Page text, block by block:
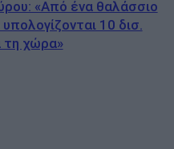
«Από ένα θαλάσσιο
10 δισ.
τη χώρα»